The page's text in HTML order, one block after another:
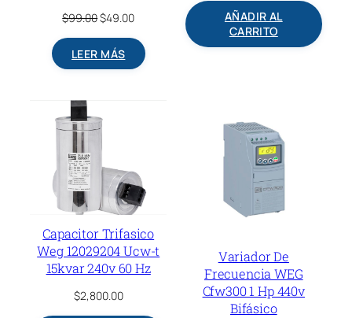
$99.00Original
was:
$99.00.
$49.00Current
is:
$49.00.
LEER MÁS
AÑADIR AL
CARRITO
Capacitor Trifasico
Weg 12029204 Ucw-t
15kvar 240v 60 Hz
$2,800.00
Variador De
Frecuencia WEG
Cfw300 1 Hp 440v
Bifásico